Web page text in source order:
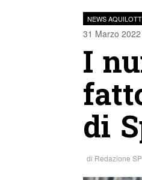
NEWS
31 Marzo
I
di
di Redazione SP